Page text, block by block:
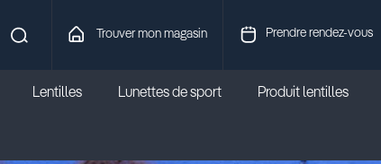
Prendre rendez-vous
Trouver mon magasin
Lentilles Lunettes de sport Produit lentilles